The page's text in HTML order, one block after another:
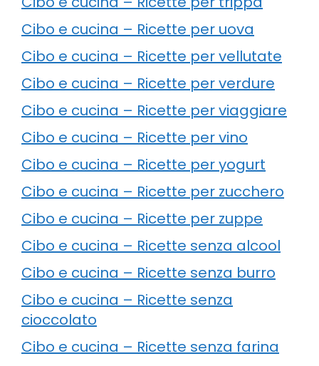
Cibo e cucina – Ricette per uova
Cibo e cucina – Ricette per vellutate
Cibo e cucina – Ricette per verdure
Cibo e cucina – Ricette per viaggiare
Cibo e cucina – Ricette per vino
Cibo e cucina – Ricette per yogurt
Cibo e cucina – Ricette per zucchero
Cibo e cucina – Ricette per zuppe
Cibo e cucina – Ricette senza alcool
Cibo e cucina – Ricette senza burro
Cibo e cucina – Ricette senza
cioccolato
Cibo e cucina – Ricette senza farina